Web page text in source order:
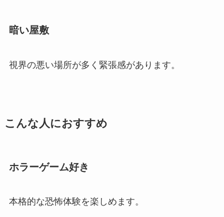
暗い屋敷
視界の悪い場所が多く緊張感があります。
こんな人におすすめ
ホラーゲーム好き
本格的な恐怖体験を楽しめます。